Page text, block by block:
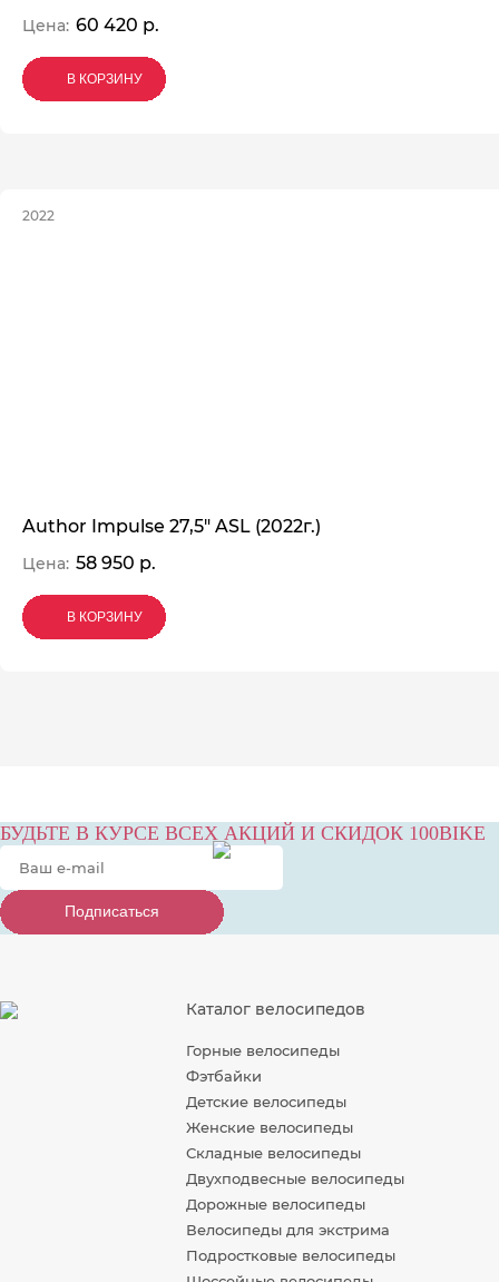
Цена: 60 420 р.
В КОРЗИНУ
В КОРЗИНУ
В КОРЗИНУ
2022
Author Impulse 27,5" ASL (2022г.)
Цена: 58 950 р.
В КОРЗИНУ
В КОРЗИНУ
В КОРЗИНУ
БУДЬТЕ В КУРСЕ ВСЕХ АКЦИЙ И СКИДОК 100BIKE
Подписаться
Подписаться
Подписаться
Каталог велосипедов
Горные велосипеды
Фэтбайки
Детские велосипеды
Женские велосипеды
Складные велосипеды
Двухподвесные велосипеды
Дорожные велосипеды
Велосипеды для экстрима
Подростковые велосипеды